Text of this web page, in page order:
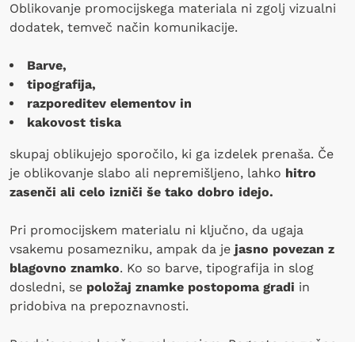
Oblikovanje promocijskega materiala ni zgolj vizualni
dodatek, temveč način komunikacije.
Barve,
tipografija,
razporeditev elementov in
kakovost tiska
skupaj oblikujejo sporočilo, ki ga izdelek prenaša. Če
je oblikovanje slabo ali nepremišljeno, lahko hitro
zasenči ali celo izniči še tako dobro idejo.
Pri promocijskem materialu ni ključno, da ugaja
vsakemu posamezniku, ampak da je jasno povezan z
blagovno znamko. Ko so barve, tipografija in slog
dosledni, se položaj znamke postopoma gradi in
pridobiva na prepoznavnosti.